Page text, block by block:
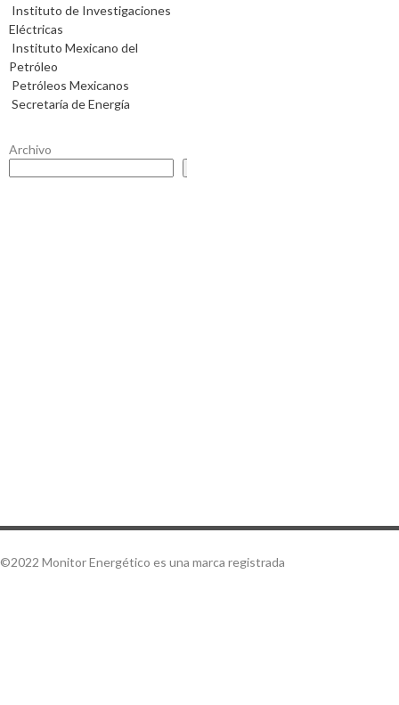
Instituto de Investigaciones
Eléctricas
Instituto Mexicano del
Petróleo
Petróleos Mexicanos
Secretaría de Energía
Archivo
©2022 Monitor Energético es una marca registrada